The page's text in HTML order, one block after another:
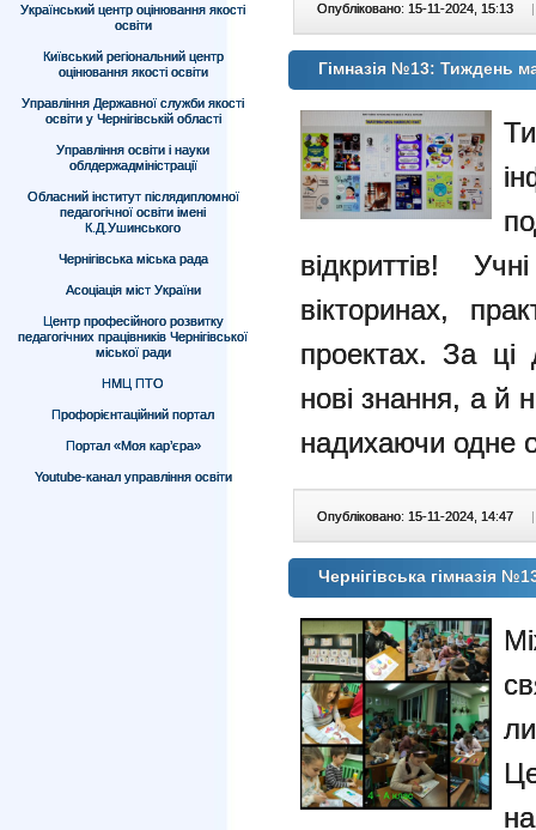
Український центр оцінювання якості
освіти
Київський регіональний центр
оцінювання якості освіти
Управління Державної служби якості
освіти у Чернігівській області
Управління освіти і науки
облдержадміністрації
Обласний інститут післядипломної
педагогічної освіти імені
К.Д.Ушинського
Чернігівська міська рада
Асоціація міст України
Центр професійного розвитку
педагогічних працівників Чернігівської
міської ради
НМЦ ПТО
Профорієнтаційний портал
Портал «Моя кар’єра»
Youtube-канал управління освіти
Опубліковано: 15-11-2024, 15:13 |
Гімназія №13: Тиждень
відкриттів!
вікторинах,
проектах. За ці
нові знання, а й
надихаючи одне
Опубліковано: 15-11-2024, 14:47 |
Чернігівська гімназія